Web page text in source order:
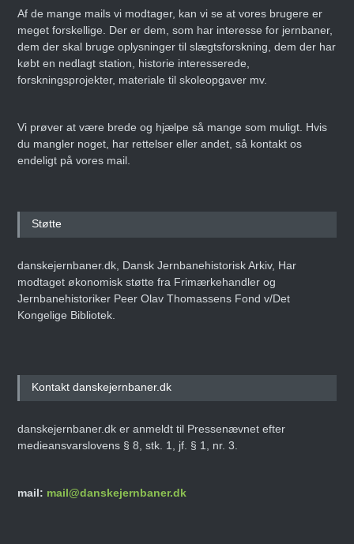
Af de mange mails vi modtager, kan vi se at vores brugere er
meget forskellige. Der er dem, som har interesse for jernbaner,
dem der skal bruge oplysninger til slægtsforskning, dem der har
købt en nedlagt station, historie interesserede,
forskningsprojekter, materiale til skoleopgaver mv.
Vi prøver at være brede og hjælpe så mange som muligt. Hvis
du mangler noget, har rettelser eller andet, så kontakt os
endeligt på vores mail.
Støtte
danskejernbaner.dk, Dansk Jernbanehistorisk Arkiv, Har
modtaget økonomisk støtte fra Frimærkehandler og
Jernbanehistoriker Peer Olav Thomassens Fond v/Det
Kongelige Bibliotek.
Kontakt danskejernbaner.dk
danskejernbaner.dk er anmeldt til Pressenævnet efter
medieansvarslovens § 8, stk. 1, jf. § 1, nr. 3.
mail: mail@danskejernbaner.dk